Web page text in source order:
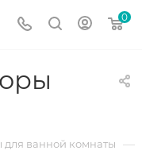
0
для ванной комнаты —